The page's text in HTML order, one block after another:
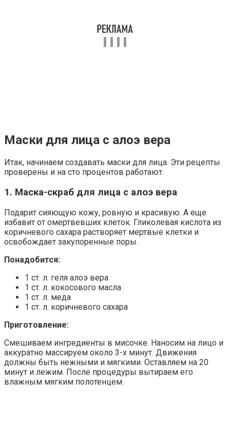
Маски для лица с алоэ вера
Итак, начинаем создавать маски для лица. Эти рецепты
проверены и на сто процентов работают.
1. Маска-скраб для лица с алоэ вера
Подарит сияющую кожу, ровную и красивую. А еще
избавит от омертвевших клеток. Гликолевая кислота из
коричневого сахара растворяет мертвые клетки и
освобождает закупоренные поры.
Понадобится:
1 ст. л. геля алоэ вера
1 ст. л. кокосового масла
1 ст. л. меда
1 ст. л. коричневого сахара
Приготовление:
Смешиваем ингредиенты в мисочке. Наносим на лицо и
аккуратно массируем около 3-х минут. Движения
должны быть нежными и мягкими. Оставляем на 20
минут и лежим. После процедуры вытираем его
влажным мягким полотенцем.